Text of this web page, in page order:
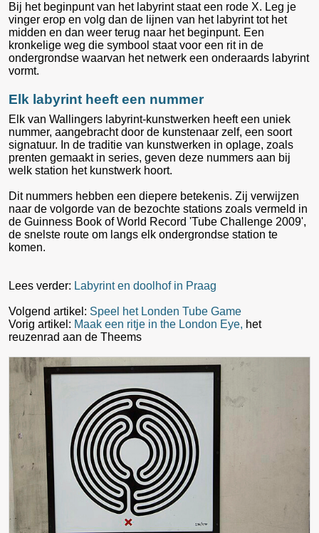
Bij het beginpunt van het labyrint staat een rode X. Leg je
vinger erop en volg dan de lijnen van het labyrint tot het
midden en dan weer terug naar het beginpunt. Een
kronkelige weg die symbool staat voor een rit in de
ondergrondse waarvan het netwerk een onderaards labyrint
vormt.
Elk labyrint heeft een nummer
Elk van Wallingers labyrint-kunstwerken heeft een uniek
nummer, aangebracht door de kunstenaar zelf, een soort
signatuur. In de traditie van kunstwerken in oplage, zoals
prenten gemaakt in series, geven deze nummers aan bij
welk station het kunstwerk hoort.
Dit nummers hebben een diepere betekenis. Zij verwijzen
naar de volgorde van de bezochte stations zoals vermeld in
de Guinness Book of World Record 'Tube Challenge 2009',
de snelste route om langs elk ondergrondse station te
komen.
Lees verder: Labyrint en doolhof in Praag
Volgend artikel: Speel het Londen Tube Game
Vorig artikel: Maak een ritje in the London Eye, het
reuzenrad aan de Theems